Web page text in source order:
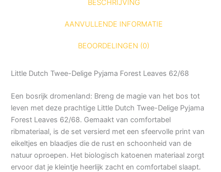
BESCHRIJVING
AANVULLENDE INFORMATIE
BEOORDELINGEN (0)
Little Dutch Twee-Delige Pyjama Forest Leaves 62/68
Een bosrijk dromenland: Breng de magie van het bos tot
leven met deze prachtige Little Dutch Twee-Delige Pyjama
Forest Leaves 62/68. Gemaakt van comfortabel
ribmateriaal, is de set versierd met een sfeervolle print van
eikeltjes en blaadjes die de rust en schoonheid van de
natuur oproepen. Het biologisch katoenen materiaal zorgt
ervoor dat je kleintje heerlijk zacht en comfortabel slaapt.